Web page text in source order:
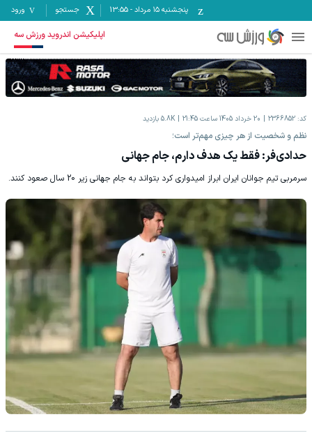
پنجشنبه ۱۵ مرداد -
13:55 جستجو ورود
اپلیکیشن اندروید ورزش سه
کد: 2366852 20 خرداد 1405 ساعت 21:45 5.8K بازدید
نظم و شخصیت از هر چیزی مهم‌تر است؛
حدادی‌فر: فقط یک هدف دارم، جام جهانی
سرمربی تیم جوانان ایران ابراز امیدواری کرد بتواند به جام جهانی زیر 20 سال صعود کنند.